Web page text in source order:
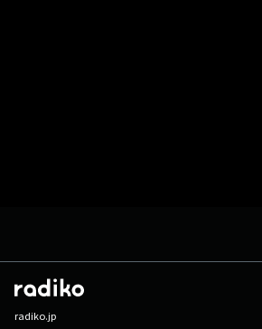
radiko.jp